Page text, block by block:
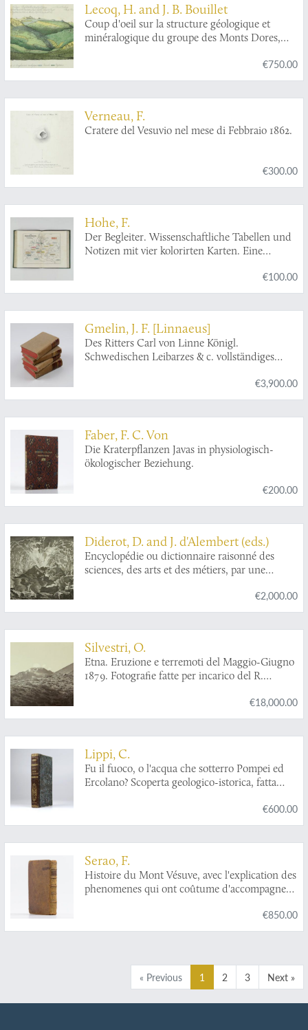
Lecoq, H. and J. B. Bouillet
Coup d'oeil sur la structure géologique et
minéralogique du groupe des Monts Dores,
échantillons des substances minérales qui le
composent.
€750.00
Verneau, F.
Cratere del Vesuvio nel mese di Febbraio 1862.
€300.00
Hohe, F.
Der Begleiter. Wissenschaftliche Tabellen und
Notizen mit vier kolorirten Karten. Eine
€100.00
Gmelin, J. F. [Linnaeus]
Des Ritters Carl von Linne Königl.
Schwedischen Leibarzes & c. vollständiges
zwölften lateinischen Ausgabe in einer freyen
und vermehrten Uebersetzung. Erster - Vierter
€3,900.00
Faber, F. C. Von
Die Kraterpflanzen Javas in physiologisch-
ökologischer Beziehung.
€200.00
Diderot, D. and J. d'Alembert (eds.)
Encyclopédie ou dictionnaire raisonné des
sciences, des arts et des métiers, par une
Mons. Diderot. Histoire naturelle. Règne
mineral.
€2,000.00
Silvestri, O.
Etna. Eruzione e terremoti del Maggio-Giugno
1879. Fotografie fatte per incarico del R.
€18,000.00
Lippi, C.
Fu il fuoco, o l'acqua che sotterro Pompei ed
Ercolano? Scoperta geologico-istorica, fatta
scritta nelle lingue latina, inglese, francese,
italiana, tedesca, e spagnuola in due lettere.
ordine; e dalle decisioni di questa Società,
relative al' argomento. Prima edizione Italiana.
€600.00
Serao, F.
Histoire du Mont Vésuve, avec l'explication des
phenomenes qui ont coûtume d'accompagner
traduit de l'Italien de l'Académie des Sciences
de Naples. Par M. Duperron de Castera.
€850.00
« Previous 1 2 3 Next »